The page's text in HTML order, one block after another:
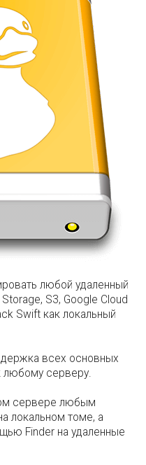
любой удаленный
Storage, S3, Google Cloud
Swift как локальный
всех основных
любому серверу.
сервере любым
локальном томе, а
Finder на удаленные